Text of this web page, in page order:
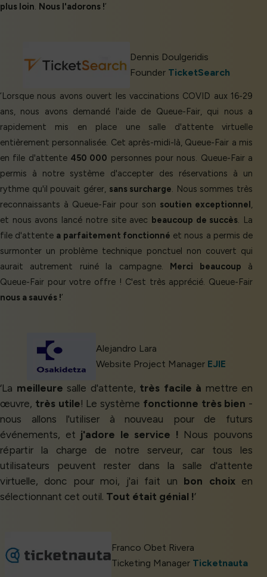
plus loin. Nous l'adorons !’
Dennis Doulgeridis
Founder TicketSearch
‘Lorsque nous avons ouvert les vaccinations COVID aux 16-29
ans, nous avons demandé l'aide de Queue-Fair, qui nous a
rapidement mis en place une salle d'attente virtuelle
entièrement personnalisée. Cet après-midi-là, Queue-Fair a mis
en file d'attente 450 000 personnes pour nous. Queue-Fair a
permis à notre système d'accepter des réservations à un
rythme qu'il pouvait gérer, sans surcharge. Nous sommes très
reconnaissants à Queue-Fair pour son soutien exceptionnel ,
et nous avons lancé notre site avec beaucoup de succès. La
file d'attente a parfaitement fonctionné et nous a permis de
surmonter un problème technique ponctuel non couvert qui
aurait autrement ruiné la campagne.
Merci beaucoup à
Queue-Fair pour votre offre ! C'est très apprécié. Queue-Fair
nous a sauvés !’
Alejandro Lara
Website Project Manager EJIE
‘La meilleure salle d'attente, très facile à mettre en
œuvre, très utile! Le système fonctionne très bien -
nous allons l'utiliser à nouveau pour de futurs
événements, et j'adore le service ! Nous pouvons
répartir la charge de notre serveur, car tous les
utilisateurs peuvent rester dans la salle d'attente
virtuelle, donc pour moi, j'ai fait un bon choixen
sélectionnant cet outil. Tout était génial !’
Franco Obet Rivera
Ticketing Manager Ticketnauta